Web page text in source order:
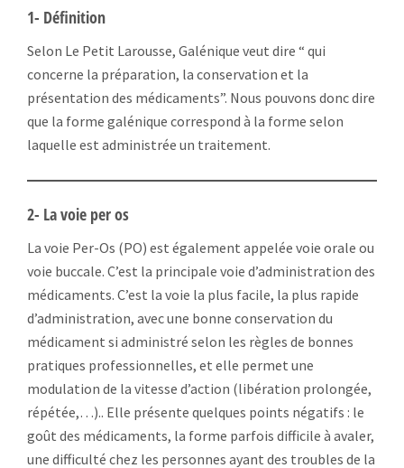
1- Définition
Selon Le Petit Larousse, Galénique veut dire “ qui
concerne la préparation, la conservation et la
présentation des médicaments”. Nous pouvons donc dire
que la forme galénique correspond à la forme selon
laquelle est administrée un traitement.
2- La voie per os
La voie Per-Os (PO) est également appelée voie orale ou
voie buccale. C’est la principale voie d’administration des
médicaments. C’est la voie la plus facile, la plus rapide
d’administration, avec une bonne conservation du
médicament si administré selon les règles de bonnes
pratiques professionnelles, et elle permet une
modulation de la vitesse d’action (libération prolongée,
répétée,…).. Elle présente quelques points négatifs : le
goût des médicaments, la forme parfois difficile à avaler,
une difficulté chez les personnes ayant des troubles de la